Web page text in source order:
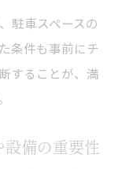
駐車スペースの
条件も事前にチ
することが、満
備の重要性